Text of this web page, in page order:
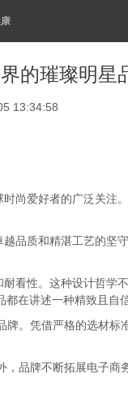
的璀璨明星
13:34:58
尚爱好者的广泛关
品质和精湛工艺的坚
看性。这种设计哲
在讲述一种精致且自
。凭借严格的选材
品牌不断拓展电子商